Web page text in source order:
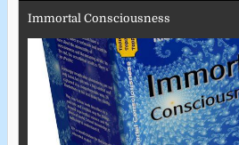
Immortal Consciousness